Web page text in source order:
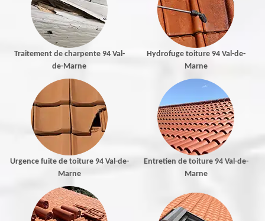
Traitement de charpente 94 Val-
de-Marne
Hydrofuge toiture 94 Val-de-
Marne
Urgence fuite de toiture 94 Val-de-
Marne
Entretien de toiture 94 Val-de-
Marne